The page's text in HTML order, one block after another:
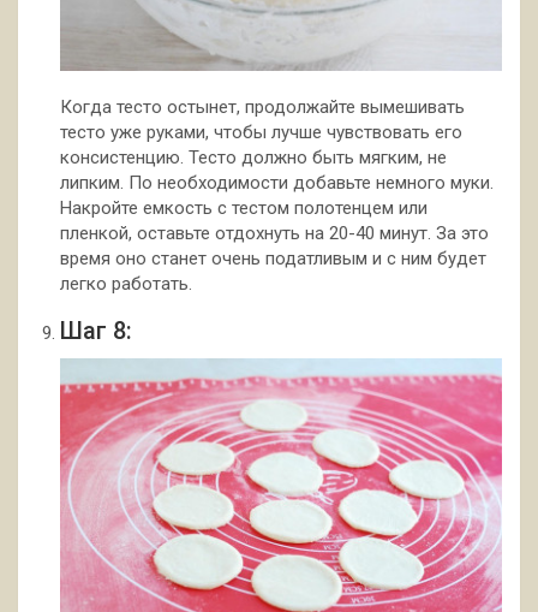
Когда тесто остынет, продолжайте вымешивать
тесто уже руками, чтобы лучше чувствовать его
консистенцию. Тесто должно быть мягким, не
липким. По необходимости добавьте немного муки.
Накройте емкость с тестом полотенцем или
пленкой, оставьте отдохнуть на 20-40 минут. За это
время оно станет очень податливым и с ним будет
легко работать.
Шаг 8: